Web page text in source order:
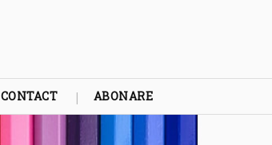
CONTACT ABONARE